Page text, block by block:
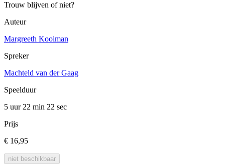
Trouw blijven of niet?
Auteur
Margreeth Kooiman
Spreker
Machteld van der Gaag
Speelduur
5 uur 22 min 22 sec
Prijs
€ 16,95
niet beschikbaar